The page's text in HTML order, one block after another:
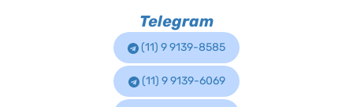
Telegram
(11) 9 9139-8585
(11) 9 9139-6069